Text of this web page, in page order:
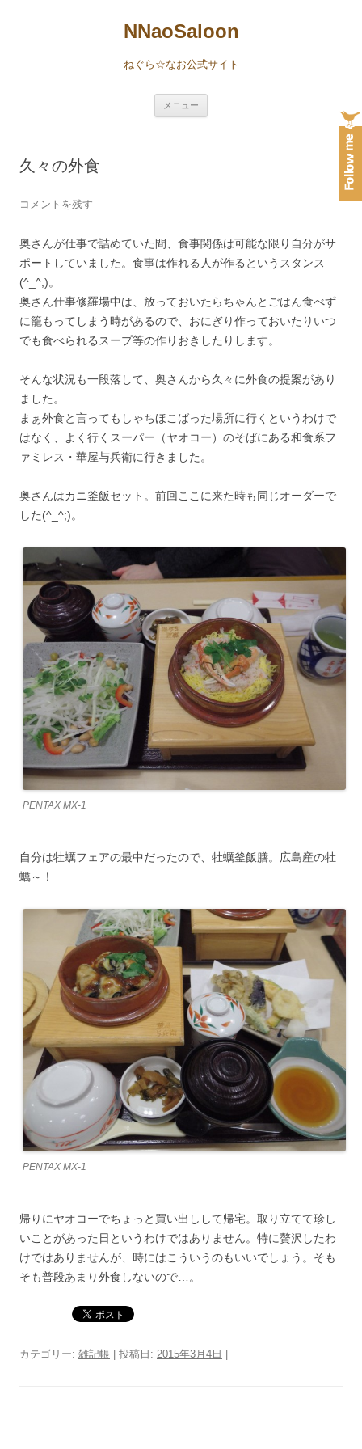
NNaoSaloon
ねぐら☆なお公式サイト
メニュー
久々の外食
コメントを残す
奥さんが仕事で詰めていた間、食事関係は可能な限り自分がサ
ポートしていました。食事は作れる人が作るというスタンス
(^_^;)。
奥さん仕事修羅場中は、放っておいたらちゃんとごはん食べず
に籠もってしまう時があるので、おにぎり作っておいたりいつ
でも食べられるスープ等の作りおきしたりします。
そんな状況も一段落して、奥さんから久々に外食の提案があり
ました。
まぁ外食と言ってもしゃちほこばった場所に行くというわけで
はなく、よく行くスーパー（ヤオコー）のそばにある和食系フ
ァミレス・華屋与兵衛に行きました。
奥さんはカニ釜飯セット。前回ここに来た時も同じオーダーで
した(^_^;)。
PENTAX MX-1
自分は牡蠣フェアの最中だったので、牡蠣釜飯膳。広島産の牡
蠣～！
PENTAX MX-1
帰りにヤオコーでちょっと買い出しして帰宅。取り立てて珍し
いことがあった日というわけではありません。特に贅沢したわ
けではありませんが、時にはこういうのもいいでしょう。そも
そも普段あまり外食しないので…。
カテゴリー: 雑記帳 | 投稿日: 2015年3月4日